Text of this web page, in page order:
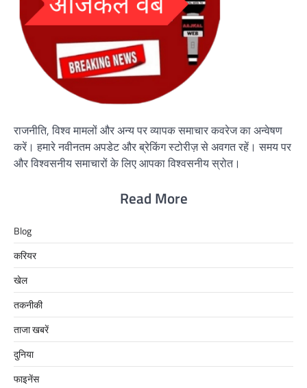
राजनीति, विश्व मामलों और अन्य पर व्यापक समाचार कवरेज का अन्वेषण
करें। हमारे नवीनतम अपडेट और ब्रेकिंग स्टोरीज़ से अवगत रहें। समय पर
और विश्वसनीय समाचारों के लिए आपका विश्वसनीय स्रोत।
Read More
Blog
करियर
खेल
तकनीकी
ताजा खबरें
दुनिया
फाइनेंस